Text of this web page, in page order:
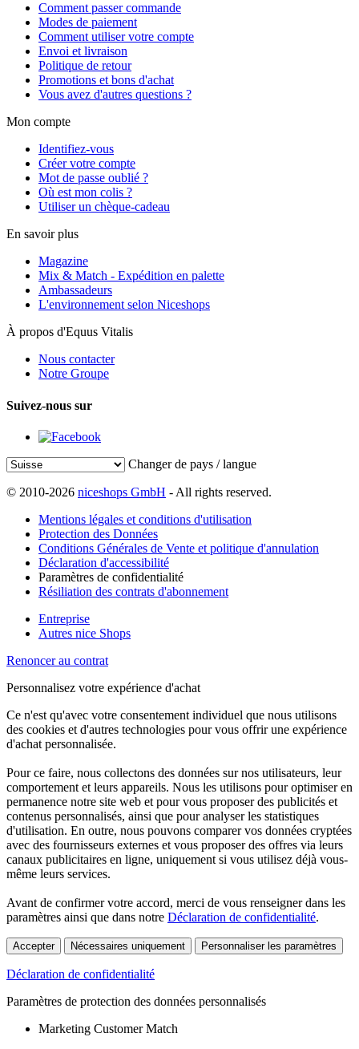
Comment passer commande
Modes de paiement
Comment utiliser votre compte
Envoi et livraison
Politique de retour
Promotions et bons d'achat
Vous avez d'autres questions ?
Mon compte
Identifiez-vous
Créer votre compte
Mot de passe oublié ?
Où est mon colis ?
Utiliser un chèque-cadeau
En savoir plus
Magazine
Mix & Match - Expédition en palette
Ambassadeurs
L'environnement selon Niceshops
À propos d'Equus Vitalis
Nous contacter
Notre Groupe
Suivez-nous sur
Changer de pays / langue
© 2010-2026 niceshops GmbH - All rights reserved.
Mentions légales et conditions d'utilisation
Protection des Données
Conditions Générales de Vente et politique d'annulation
Déclaration d'accessibilité
Paramètres de confidentialité
Résiliation des contrats d'abonnement
Entreprise
Autres nice Shops
Renoncer au contrat
Personnalisez votre expérience d'achat
Ce n'est qu'avec votre consentement individuel que nous utilisons
des cookies et d'autres technologies pour vous offrir une expérience
d'achat personnalisée.
Pour ce faire, nous collectons des données sur nos utilisateurs, leur
comportement et leurs appareils. Nous les utilisons pour optimiser en
permanence notre site web et pour vous proposer des publicités et
contenus personnalisés, ainsi que pour analyser les statistiques
d'utilisation. En outre, nous pouvons comparer vos données cryptées
avec des fournisseurs externes et vous proposer des offres via leurs
canaux publicitaires en ligne, uniquement si vous utilisez déjà vous-
même leurs services.
Avant de confirmer votre accord, merci de vous renseigner dans les
paramètres ainsi que dans notre Déclaration de confidentialité.
Accepter Nécessaires uniquement Personnaliser les paramètres
Déclaration de confidentialité
Paramètres de protection des données personnalisés
Marketing Customer Match